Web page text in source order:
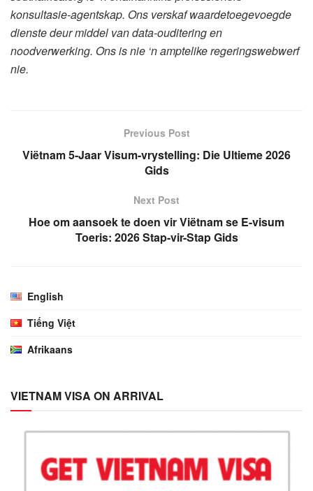
konsultasie-agentskap. Ons verskaf waardetoegevoegde
dienste deur middel van data-ouditering en
noodverwerking. Ons is nie ‘n amptelike regeringswebwerf
nie.
Previous Post
Viëtnam 5-Jaar Visum-vrystelling: Die Ultieme 2026
Gids
Next Post
Hoe om aansoek te doen vir Viëtnam se E-visum
Toeris: 2026 Stap-vir-Stap Gids
English
Tiếng Việt
Afrikaans
VIETNAM VISA ON ARRIVAL